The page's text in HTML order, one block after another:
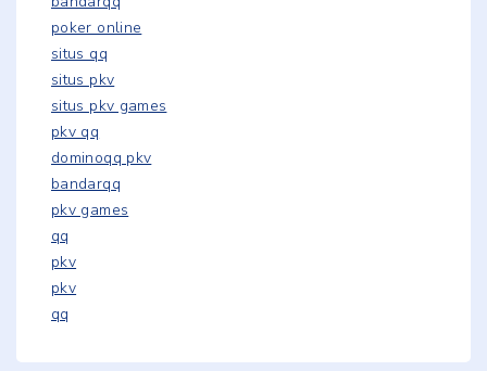
poker online
situs qq
situs pkv
situs pkv games
pkv qq
dominoqq pkv
bandarqq
pkv games
qq
pkv
pkv
qq